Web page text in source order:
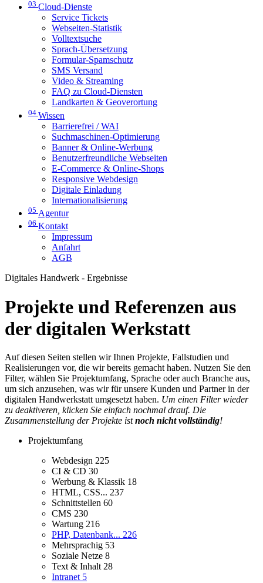
03 Cloud-Dienste
Service Tickets
Webseiten-Statistik
Volltextsuche
Sprach-Übersetzung
Formular-Spamschutz
SMS Versand
Video & Streaming
FAQ zu Cloud-Diensten
Landkarten & Geoverortung
04 Wissen
Barrierefrei / WAI
Suchmaschinen-Optimierung
Banner & Online-Werbung
Benutzerfreundliche Webseiten
E-Commerce & Online-Shops
Responsive Webdesign
Digitale Einladung
Internationalisierung
05 Agentur
06 Kontakt
Impressum
Anfahrt
AGB
Digitales Handwerk - Ergebnisse
Projekte und Referenzen aus
der digitalen Werkstatt
Auf diesen Seiten stellen wir Ihnen Projekte, Fallstudien und
Realisierungen vor, die wir bereits gemacht haben. Nutzen Sie den
Filter, wählen Sie Projektumfang, Sprache oder auch Branche aus,
um sich anzusehen, was wir für unsere Kunden und Partner in der
digitalen Handwerkstatt umgesetzt haben. Um einen Filter wieder
zu deaktiveren, klicken Sie einfach nochmal drauf. Die
Zusammenstellung der Projekte istnoch nicht vollständig!
Projektumfang
Webdesign 225
CI & CD 30
Werbung & Klassik 18
HTML, CSS... 237
Schnittstellen 60
CMS 230
Wartung 216
PHP, Datenbank... 226
Mehrsprachig 53
Soziale Netze 8
Text & Inhalt 28
Intranet 5